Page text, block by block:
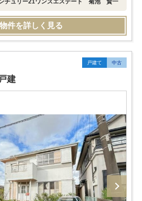
チュリー21ワンズエステート 菊池 賢一
物件を詳しく見る
戸建て 中古
建